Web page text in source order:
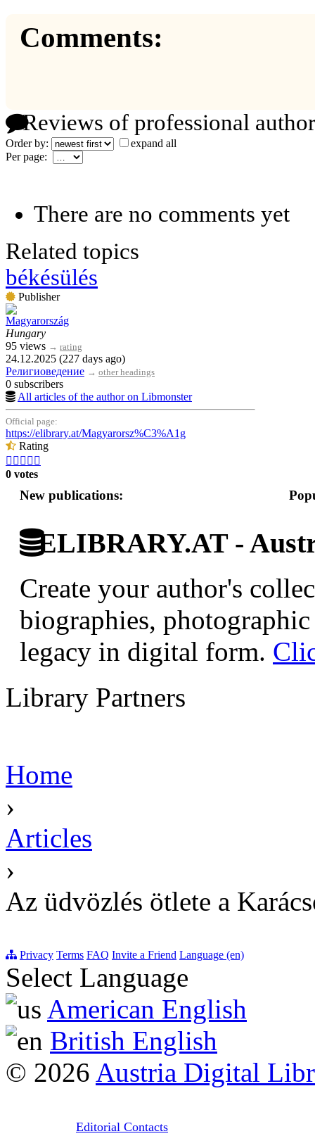
Comments:
Reviews of professional
Order by:
expand all
Per page:
There are no comments yet
Related topics
békésülés
Publisher
Magyarország
Hungary
95 views → rating
24.12.2025 (227 days ago)
Религиоведение → other headings
0 subscribers
All articles of the author on Libmonster
Official page:
https://elibrary.at/Magyarorsz%C3%A1g
Rating
    
0 votes
New publications:
ELIBRARY.AT -
Create your author's
biographies,
legacy in digital form.
Library Partners
Home
›
Articles
›
Az üdvözlés ötlete a
Privacy Terms FAQ Invite a Friend Language (en)
Select Language
American English
British English
© 2026 Austria Digital
Editorial Contacts